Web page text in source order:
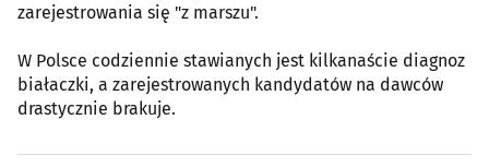
zarejestrowania się "z marszu".
W Polsce codziennie stawianych jest kilkanaście diagnoz
białaczki, a zarejestrowanych kandydatów na dawców
drastycznie brakuje.